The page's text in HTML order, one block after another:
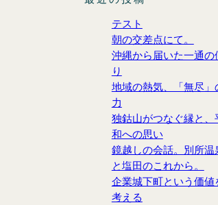
テスト
朝の交差点にて。
沖縄から届いた一通の
り
地域の熱気、「無尽」
力
独鈷山がつなぐ縁と、
和への思い
鏡越しの会話。別所温
と塩田のこれから。
企業城下町という価値
考える